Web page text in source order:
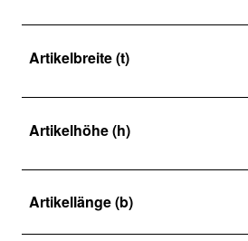
Artikelbreite (t)
Artikelhöhe (h)
Artikellänge (b)